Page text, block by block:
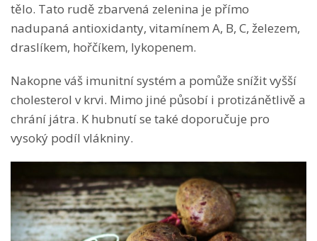
tělo. Tato rudě zbarvená zelenina je přímo
nadupaná antioxidanty, vitamínem A, B, C, železem,
draslíkem, hořčíkem, lykopenem.
Nakopne váš imunitní systém a pomůže snížit vyšší
cholesterol v krvi. Mimo jiné působí i protizánětlivě a
chrání játra. K hubnutí se také doporučuje pro
vysoký podíl vlákniny.